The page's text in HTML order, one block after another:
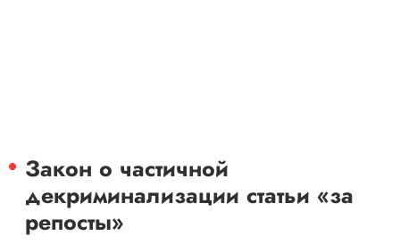
Закон о частичной
декриминализации статьи «за
репосты»